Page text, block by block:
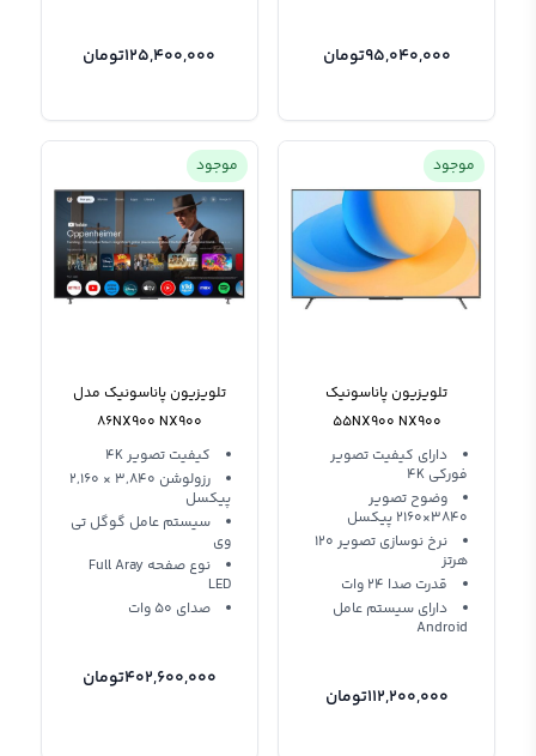
95,040,000تومان 125,400,000تومان
موجود
تلویزیون پاناسونیک
55NX900 NX900
دارای کیفیت تصویر
فورکی 4K
وضوح تصویر
3840×2160 پیکسل
نرخ نوسازی تصویر 120
هرتز
قدرت صدا 24 وات
دارای سیستم عامل
Android
112,200,000تومان
موجود
تلویزیون پاناسونیک مدل
86NX900 NX900
کیفیت تصویر 4K
رزولوشن 3,840 × 2,160
پیکسل
سیستم عامل گوگل تی
وی
نوع صفحه Full Aray
LED
صدای 50 وات
402,600,000تومان